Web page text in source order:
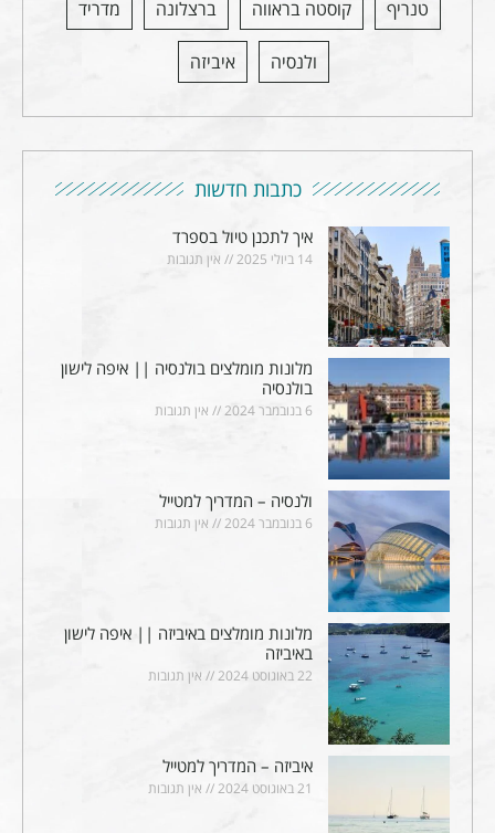
טנריף קוסטה בראווה ברצלונה מדריד
ולנסיה איביזה
כתבות חדשות
איך לתכנן טיול בספרד
14 ביולי 2025 אין תגובות
מלונות מומלצים בולנסיה || איפה לישון
בולנסיה
6 בנובמבר 2024 אין תגובות
ולנסיה – המדריך למטייל
6 בנובמבר 2024 אין תגובות
מלונות מומלצים באיביזה || איפה לישון
באיביזה
22 באוגוסט 2024 אין תגובות
איביזה – המדריך למטייל
21 באוגוסט 2024 אין תגובות